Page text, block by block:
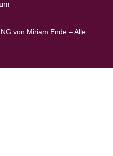
von Miriam Ende – Alle